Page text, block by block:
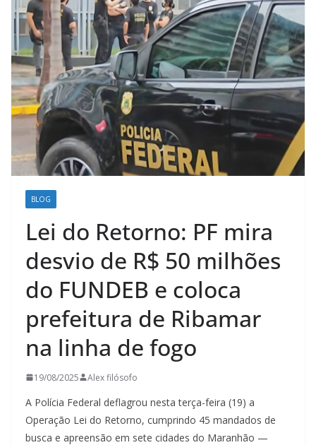
BLOG
Lei do Retorno: PF mira
desvio de R$ 50 milhões
do FUNDEB e coloca
prefeitura de Ribamar
na linha de fogo
19/08/2025 Alex filósofo
A Polícia Federal deflagrou nesta terça-feira (19) a
Operação Lei do Retorno, cumprindo 45 mandados de
busca e apreensão em sete cidades do Maranhão —